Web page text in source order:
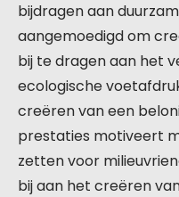
bijdragen aan
aangemoedigd om
bij te dragen aan het
ecologische
creëren van een
prestaties motiveert
zetten voor
bij aan het creëren